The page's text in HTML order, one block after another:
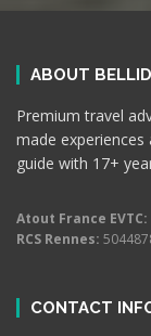
ABOUT
Premium travel
made experiences
guide with 17+
Atout France EVTC:
RCS Rennes:
CONTACT